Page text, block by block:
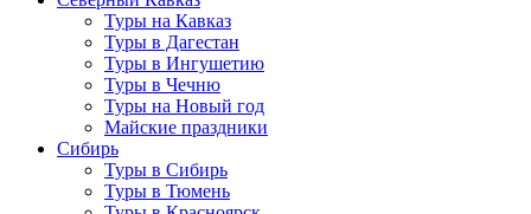
Туры на Кавказ
Туры в Дагестан
Туры в Ингушетию
Туры в Чечню
Туры на Новый год
Майские праздники
Сибирь
Туры в Сибирь
Туры в Тюмень